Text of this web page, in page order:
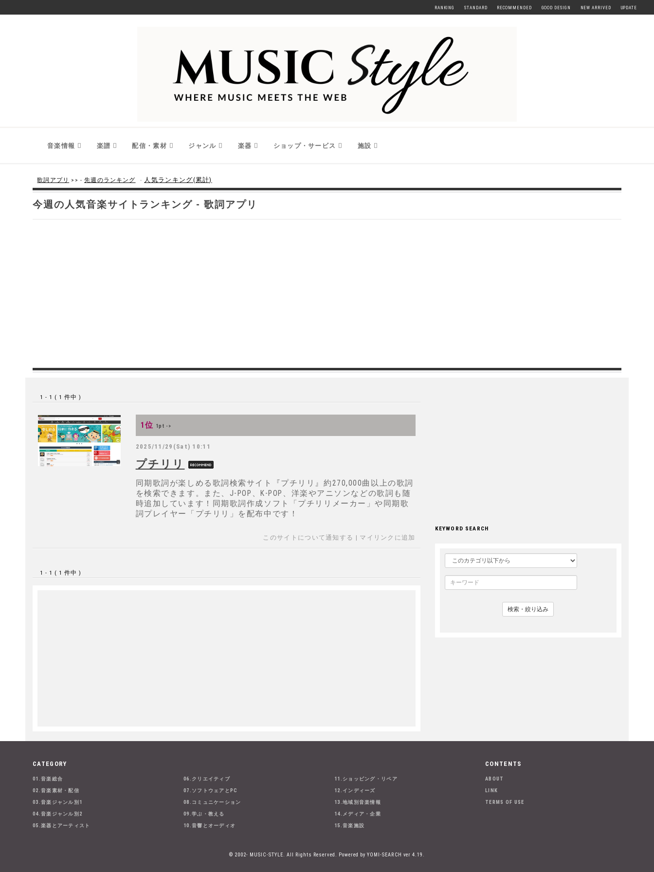
UPDATE
NEW ARRIVED
GOOD DESIGN
RECOMMENDED
STANDARD
RANKING
音楽情報 楽譜 配信・素材 ジャンル 楽器 ショップ・サービス 施設
歌詞アプリ >> -先週のランキング - 人気ランキング(累計)
今週の人気音楽サイトランキング - 歌詞アプリ
1 - 1 ( 1 件中 )
1位 1pt ->
2025/11/29(Sat) 10:11
プチリリ
同期歌詞が楽しめる歌詞検索サイト『プチリリ』約270,000曲以上の歌詞
を検索できます。また、J-POP、K-POP、洋楽やアニソンなどの歌詞も随
時追加しています！同期歌詞作成ソフト「プチリリメーカー」や同期歌
詞プレイヤー「プチリリ」を配布中です！
このサイトについて通知する | マイリンクに追加
1 - 1 ( 1 件中 )
KEYWORD SEARCH
検索・絞り込み
CATEGORY
01.音楽総合
02.音楽素材・配信
03.音楽ジャンル別1
04.音楽ジャンル別2
05.楽器とアーティスト
06.クリエイティブ
07.ソフトウェアとPC
08.コミュニケーション
09.学ぶ・教える
10.音響とオーディオ
11.ショッピング・リペア
12.インディーズ
13.地域別音楽情報
14.メディア・企業
15.音楽施設
CONTENTS
ABOUT
LINK
TERMS OF USE
© 2002- MUSIC-STYLE. All Rights Reserved. Powered by YOMI-SEARCH ver 4.19.